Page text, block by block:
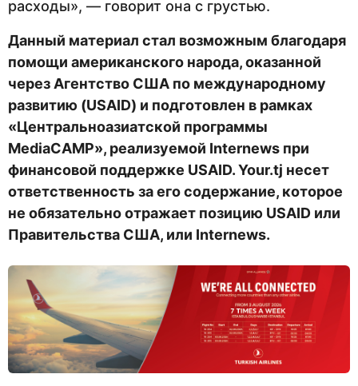
расходы», — говорит она с грустью.
Данный материал стал возможным благодаря
помощи американского народа, оказанной
через Агентство США по международному
развитию (USAID) и подготовлен в рамках
«Центральноазиатской программы
MediaCAMP», реализуемой Internews при
финансовой поддержке USAID. Your.tj несет
ответственность за его содержание, которое
не обязательно отражает позицию USAID или
Правительства США, или Internews.